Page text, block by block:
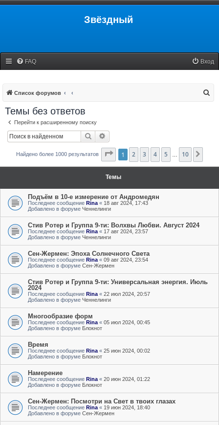
Звёздный
FAQ Вход
Список форумов
Темы без ответов
Перейти к расширенному поиску
Поиск
Найдено более 1000 результатов Страница1 из
1 2 3 4 5 10
Темы
Подъём в 10-е измерение от Андромедян
Последнее сообщение Rina « 18 авг 2024, 17:43
Добавлено в форуме Ченнелинги
Стив Ротер и Группа 9-ти: Волхвы Любви. Август 2024
Последнее сообщение Rina « 17 авг 2024, 23:57
Добавлено в форуме Ченнелинги
Сен-Жермен: Эпоха Солнечного Света
Последнее сообщение Rina « 09 авг 2024, 23:54
Добавлено в форуме Сен-Жермен
Стив Ротер и Группа 9-ти: Универсальная энергия. Июль
2024
Последнее сообщение Rina « 22 июл 2024, 20:57
Добавлено в форуме Ченнелинги
Многообразие форм
Последнее сообщение Rina « 05 июл 2024, 00:45
Добавлено в форуме Блокнот
Время
Последнее сообщение Rina « 25 июн 2024, 00:02
Добавлено в форуме Блокнот
Намерение
Последнее сообщение Rina « 20 июн 2024, 01:22
Добавлено в форуме Блокнот
Сен-Жермен: Посмотри на Свет в твоих глазах
Последнее сообщение Rina « 19 июн 2024, 18:40
Добавлено в форуме Сен-Жермен